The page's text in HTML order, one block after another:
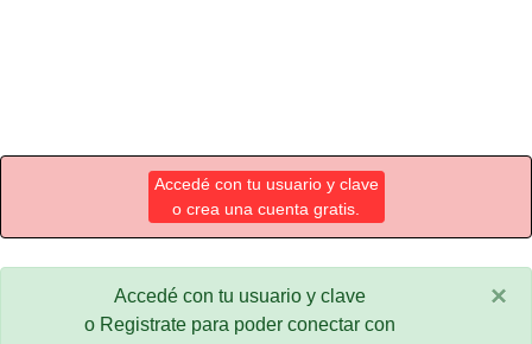
Accedé con tu usuario y clave
o crea una cuenta gratis.
Accedé con tu usuario y clave
o Registrate para poder conectar con
×